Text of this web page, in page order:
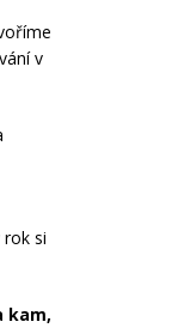
v
si
kam,